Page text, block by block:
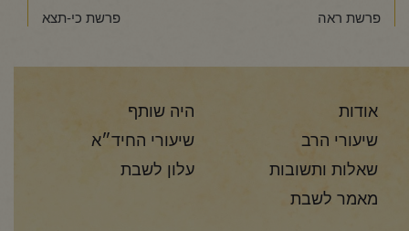
פרשת ראה
פרשת כי-תצא
אודות
היה שותף
שיעורי הרב
שיעורי החיד״א
שאלות ותשובות
עלון לשבת
מאמר לשבת